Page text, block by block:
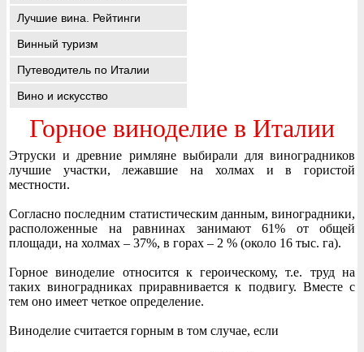
Лучшие вина. Рейтинги
Винный туризм
Путеводитель по Италии
Вино и искусство
Горное виноделие в Италии
Этруски и древние римляне выбирали для виноградников
лучшие участки, лежавшие на холмах и в гористой
местности.
Согласно последним статистическим данным, виноградники,
расположенные на равнинах занимают 61% от общей
площади, на холмах – 37%, в горах – 2 % (около 16 тыс. га).
Горное виноделие относится к героическому, т.е. труд на
таких виноградниках приравнивается к подвигу. Вместе с
тем оно имеет четкое определение.
Виноделие считается горным в том случае, если